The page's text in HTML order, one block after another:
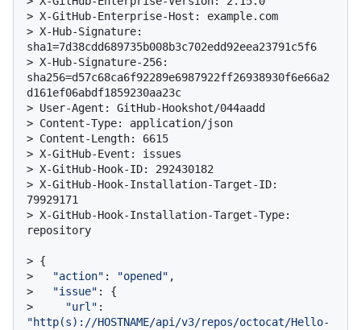
> X-GitHub-Enterprise-Host: example.com
> X-Hub-Signature:
sha1=7d38cdd689735b008b3c702edd92eea23791c5f6
> X-Hub-Signature-256:
sha256=d57c68ca6f92289e6987922ff26938930f6e66a2
d161ef06abdf1859230aa23c
> User-Agent: GitHub-Hookshot/044aadd
> Content-Type: application/json
> Content-Length: 6615
> X-GitHub-Event: issues
> X-GitHub-Hook-ID: 292430182
> X-GitHub-Hook-Installation-Target-ID:
79929171
> X-GitHub-Hook-Installation-Target-Type:
repository
> {
>
"action" : "opened" ,
>
"issue" : {
>
"url"
"http(s)://HOSTNAME/api/v3/repos/octocat/Hello-